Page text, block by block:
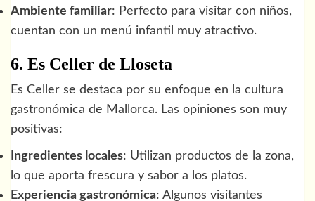
Ambiente familiar: Perfecto para visitar con niños,
cuentan con un menú infantil muy atractivo.
6. Es Celler de Lloseta
Es Celler se destaca por su enfoque en la cultura
gastronómica de Mallorca. Las opiniones son muy
positivas:
Ingredientes locales: Utilizan productos de la zona,
lo que aporta frescura y sabor a los platos.
Experiencia gastronómica: Algunos visitantes